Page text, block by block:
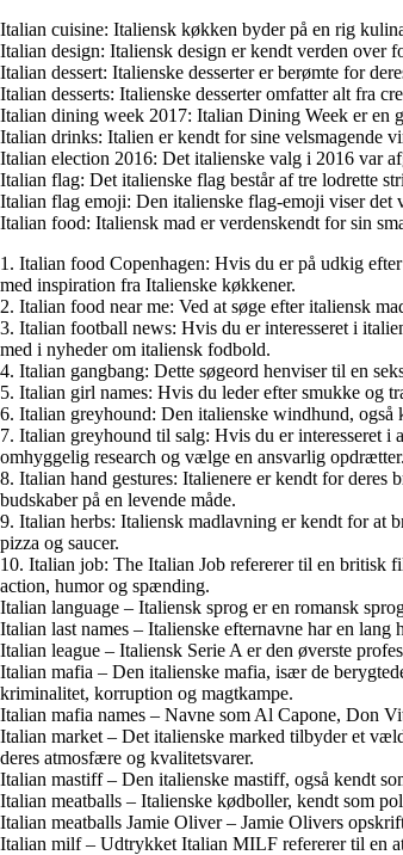
Italian cuisine: Italiensk køkken byder på en rig
Italian design: Italiensk design er kendt verden
Italian dessert: Italienske desserter er berømte for
Italian desserts: Italienske desserter omfatter alt fra
Italian dining week 2017: Italian Dining Week er en
Italian drinks: Italien er kendt for sine velsmagende
Italian election 2016: Det italienske valg i 2016 var
Italian flag: Det italienske flag består af tre lodrette
Italian flag emoji: Den italienske flag-emoji viser det
Italian food: Italiensk mad er verdenskendt for sin
1. Italian food Copenhagen: Hvis du er på udkig
med inspiration fra Italienske køkkener.
2. Italian food near me: Ved at søge efter italiensk
3. Italian football news: Hvis du er interesseret i
med i nyheder om italiensk fodbold.
4. Italian gangbang: Dette søgeord henviser til en
5. Italian girl names: Hvis du leder efter smukke og
6. Italian greyhound: Den italienske windhund, også
7. Italian greyhound til salg: Hvis du er interesseret
omhyggelig research og vælge en ansvarlig opdrætter.
8. Italian hand gestures: Italienere er kendt for
budskaber på en levende måde.
9. Italian herbs: Italiensk madlavning er kendt for at
pizza og saucer.
10. Italian job: The Italian Job refererer til en britisk
action, humor og spænding.
Italian language – Italiensk sprog er en romansk
Italian last names – Italienske efternavne har en
Italian league – Italiensk Serie A er den øverste
Italian mafia – Den italienske mafia, især de
kriminalitet, korruption og magtkampe.
Italian mafia names – Navne som Al Capone, Don
Italian market – Det italienske marked tilbyder et
deres atmosfære og kvalitetsvarer.
Italian mastiff – Den italienske mastiff, også kendt
Italian meatballs – Italienske kødboller, kendt som
Italian meatballs Jamie Oliver – Jamie Olivers
Italian milf – Udtrykket Italian MILF refererer til en